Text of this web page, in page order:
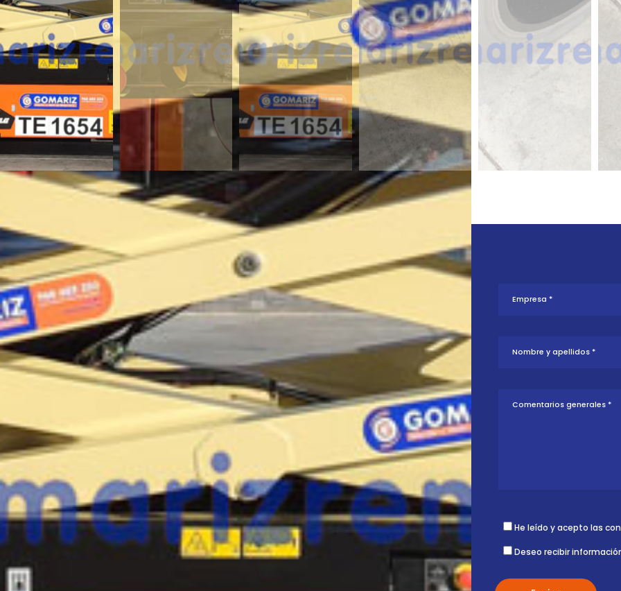
¿Te interesa
esta máquina?
Rellena este formulario y recibiremos tu solicitud sobre esta
máquina para ponernos en contacto directo contigo.
JLG R2646
He leído y acepto las
Deseo recibir